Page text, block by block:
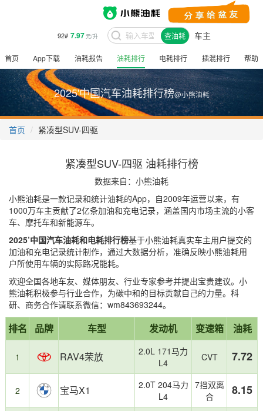
92# 7.97元/升 查油耗 车主
首页 App下载 油耗报告 油耗排行 电耗排行 插混排行 帮助
2025'中国汽车油耗排行榜@小熊油耗
首页 紧凑型SUV-四驱
紧凑型SUV-四驱 油耗排行榜
数据来自：小熊油耗
小熊油耗是一款记录和统计油耗的App，自2009年运营以来，有
1000万车主贡献了2亿条加油和充电记录，涵盖国内市场主流的小客
车、摩托车和新能源车。
2025’中国汽车油耗和电耗排行榜基于小熊油耗真实车主用户提交的
加油和充电记录统计制作，通过大数据分析，准确反映小熊油耗用
户所使用车辆的实际路况能耗。
欢迎全国各地车友、媒体朋友、行业专家参考并提出宝贵建议。小
熊油耗积极参与行业合作，为碳中和的目标贡献自己的力量。科
研、商务合作请联系微信：wm843693244。
报
告
摘
要
本
榜
单
熊
上
榜
车
23
款
省
油
TOP3：
第
1
名：
RAV4
第
2
名：
第
3
名：
8.59L/100km
油
耗
较
TOP3：
第
21
名：
第
22
名：
第
23
名：
212
14.26L/100km
榜
单
特
点：
型
排名 品牌 车型 发动机 变速箱 油耗
1 RAV4荣放
2.0L 171马力
L4
CVT 7.72
2 宝马X1
2.0T 204马力
L4
7挡双离
合
8.15